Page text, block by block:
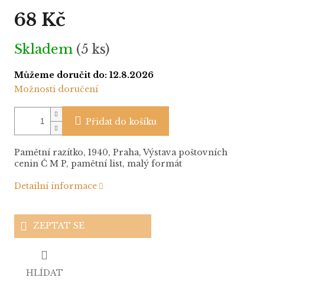
68 Kč
Měrná
cena:
Skladem (5 ks)
Můžeme doručit do: 12.8.2026
Možnosti doručení
Přidat do košíku
Pamětní razítko, 1940, Praha, Výstava poštovních
cenin Č M P, pamětní list, malý formát
Detailní informace
ZEPTAT SE
HLÍDAT